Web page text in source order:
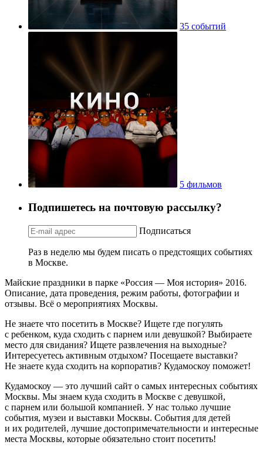
35 событий
5 фильмов
Подпишетесь на почтовую рассылку?
Подписаться
Раз в неделю мы будем писать о предстоящих событиях
в Москве.
Майские праздники в парке «Россия — Моя история» 2016.
Описание, дата проведения, режим работы, фотографии и
отзывы. Всё о мероприятиях Москвы.
Не знаете что посетить в Москве? Ищете где погулять
с ребенком, куда сходить с парнем или девушкой? Выбираете
место для свидания? Ищете развлечения на выходные?
Интересуетесь активным отдыхом? Посещаете выставки?
Не знаете куда сходить на корпоратив? Кудамоскоу поможет!
Кудамоскоу — это лучший сайт о самых интересных событиях
Москвы. Мы знаем куда сходить в Москве с девушкой,
с парнем или большой компанией. У нас только лучшие
события, музеи и выставки Москвы. События для детей
и их родителей, лучшие достопримечательности и интересные
места Москвы, которые обязательно стоит посетить!